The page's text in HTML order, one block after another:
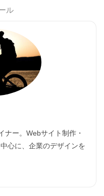
ル
ー。Webサイト制作・
心に、企業のデザインを